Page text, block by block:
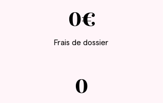
0€
Frais de dossier
0